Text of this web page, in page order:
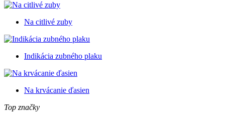
Na citlivé zuby
Indikácia zubného plaku
Na krvácanie ďasien
Top značky